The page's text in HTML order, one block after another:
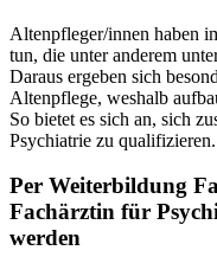
Altenpfleger/innen haben
tun, die unter anderem
Daraus ergeben sich
Altenpflege, weshalb
So bietet es sich an, sich
Psychiatrie zu qualifizieren.
Per Weiterbildung
Fachärztin für
werden